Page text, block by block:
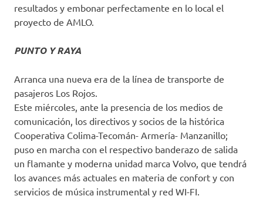
resultados y embonar perfectamente en lo local el
proyecto de AMLO.
PUNTO Y RAYA
Arranca una nueva era de la línea de transporte de
pasajeros Los Rojos.
Este miércoles, ante la presencia de los medios de
comunicación, los directivos y socios de la histórica
Cooperativa Colima-Tecomán- Armería- Manzanillo;
puso en marcha con el respectivo banderazo de salida
un flamante y moderna unidad marca Volvo, que tendrá
los avances más actuales en materia de confort y con
servicios de música instrumental y red WI-FI.